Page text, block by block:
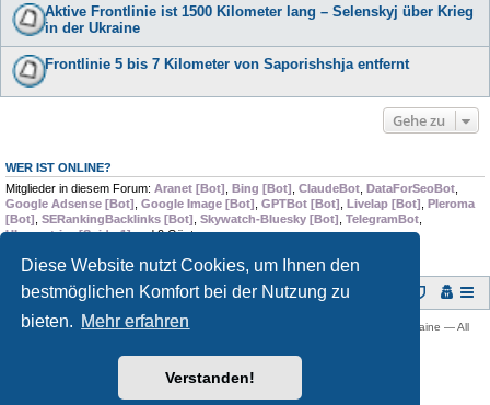
Diese Website nutzt Cookies, um Ihnen den
bestmöglichen Komfort bei der Nutzung zu
bieten.
Mehr erfahren
Verstanden!
Aktive Frontlinie ist 1500 Kilometer lang – Selenskyj über Krieg
in der Ukraine
Frontlinie 5 bis 7 Kilometer von Saporishshja entfernt
Gehe zu
WER IST ONLINE?
Mitglieder in diesem Forum: Aranet [Bot] , Bing [Bot] , ClaudeBot, DataForSeoBot,
Google Adsense [Bot] , Google Image [Bot] , GPTBot [Bot] , Livelap [Bot] , Pleroma
[Bot] , SERankingBacklinks [Bot] , Skywatch-Bluesky [Bot] , TelegramBot,
Ubermetrics [Spider1]und 0 Gäste
Foren-Übersicht
Copyright © 2009 -2026 Ukraine-Forum: Infos, Tipps und Diskussionen zur Ukraine — All
Deutsche Übersetzung durch